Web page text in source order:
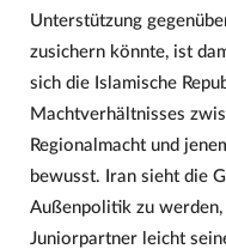
Unterstützung
zusichern könnte, ist
sich die Islamische
Machtverhältnisses
Regionalmacht und
bewusst. Iran sieht die
Außenpolitik zu
Juniorpartner leicht